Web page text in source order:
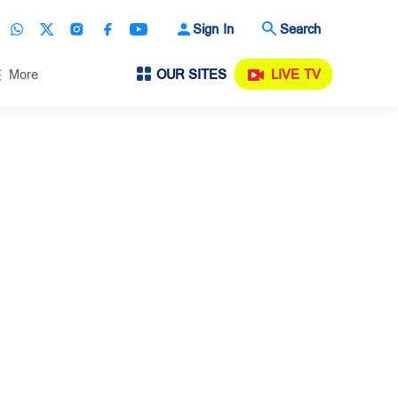
Sign In Search
More OUR SITES LIVE TV